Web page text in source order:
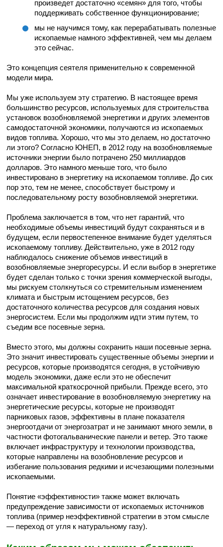
произведет достаточно «семян» для того, чтобы
поддерживать собственное функционирование;
мы не научимся тому, как перерабатывать полезные
ископаемые намного эффективней, чем мы делаем
это сейчас.
Это концепция сеятеля применительно к современной
модели мира.
Мы уже используем эту стратегию. В настоящее время
большинство ресурсов, используемых для строительства
установок возобновляемой энергетики и других элементов
самодостаточной экономики, получаются из ископаемых
видов топлива. Хорошо, что мы это делаем, но достаточно
ли этого? Согласно ЮНЕП, в 2012 году на возобновляемые
источники энергии было потрачено 250 миллиардов
долларов. Это намного меньше того, что было
инвестировано в энергетику на ископаемом топливе. До сих
пор это, тем не менее, способствует быстрому и
последовательному росту возобновляемой энергетики.
Проблема заключается в том, что нет гарантий, что
необходимые объемы инвестиций будут сохраняться и в
будущем, если первостепенное внимание будет уделяться
ископаемому топливу. Действительно, уже в 2012 году
наблюдалось снижение объемов инвестиций в
возобновляемые энергоресурсы. И если выбор в энергетике
будет сделан только с точки зрения коммерческой выгоды,
мы рискуем столкнуться со стремительным изменением
климата и быстрым истощением ресурсов, без
достаточного количества ресурсов для создания новых
энергосистем. Если мы продолжим идти этим путем, то
съедим все посевные зерна.
Вместо этого, мы должны сохранить наши посевные зерна.
Это значит инвестировать существенные объемы энергии и
ресурсов, которые производятся сегодня, в устойчивую
модель экономики, даже если это не обеспечит
максимальной краткосрочной прибыли. Прежде всего, это
означает инвестирование в возобновляемую энергетику на
энергетические ресурсы, которые не производят
парниковых газов, эффективны в плане показателя
энергоотдачи от энергозатрат и не занимают много земли, в
частности фотогальванические панели и ветер. Это также
включает инфраструктуру и технологии производства,
которые направлены на возобновление ресурсов и
избегание пользования редкими и исчезающими полезными
ископаемыми.
Понятие «эффективности» также может включать
предупреждение зависимости от ископаемых источников
топлива (пример неэффективной стратегии в этом смысле
— переход от угля к натуральному газу).